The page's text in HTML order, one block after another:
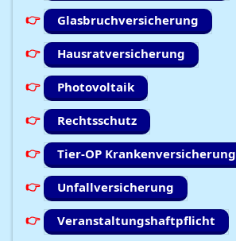
Glasbruchversicherung
Hausratversicherung
Photovoltaik
Rechtsschutz
Tier-OP Krankenversicherung
Unfallversicherung
Veranstaltungshaftpflicht